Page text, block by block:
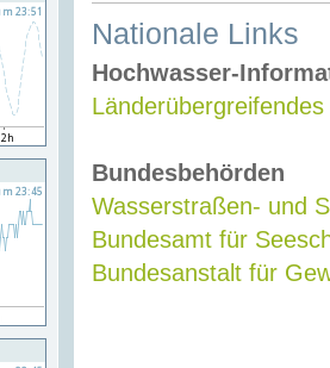
Nationale Links
Hochwasser-
Bundesbehörden
Wasserstraßen- und
Bundesamt für
Bundesanstalt für